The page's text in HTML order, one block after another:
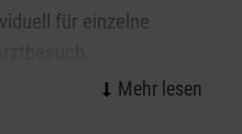
für einzelne
der Besuch von